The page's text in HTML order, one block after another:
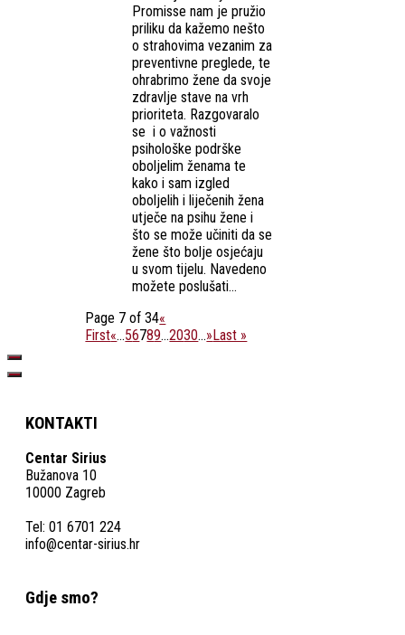
Promisse nam je pružio
priliku da kažemo nešto
o strahovima vezanim za
preventivne preglede, te
ohrabrimo žene da svoje
zdravlje stave na vrh
prioriteta. Razgovaralo
se i o važnosti
psihološke podrške
oboljelim ženama te
kako i sam izgled
oboljelih i liječenih žena
utječe na psihu žene i
što se može učiniti da se
žene što bolje osjećaju
u svom tijelu. Navedeno
možete poslušati...
Page 7 of 34«
First«...56789...2030...»Last »
KONTAKTI
Centar Sirius
Bužanova 10
10000 Zagreb
Tel: 01 6701 224
info@centar-sirius.hr
Gdje smo?